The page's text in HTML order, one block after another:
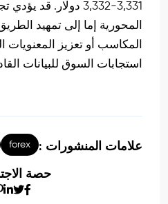
3,331-3,332 دولار. قد
المحورية إما إلى تمهيد
المكاسب أو تعزيز المعنويات
استجابات السوق للبيانات
علامات المنشورات : forex
حصة